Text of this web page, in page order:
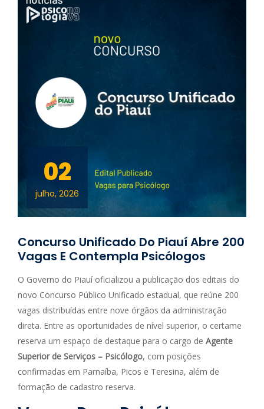
02
julho, 2026
Concurso Unificado Do Piauí Abre 200
Vagas E Contempla Psicólogos
O Governo do Piauí oficializou a publicação dos editais do
novo Concurso Público Unificado estadual, que reúne 200
vagas distribuídas entre nove órgãos da administração
direta. Entre as oportunidades de nível superior, o certame
reserva um espaço de destaque para o cargo de Agente
Superior de Serviços – Psicólogo, com posições
confirmadas em Parnaíba, Picos e Teresina, além de
formação de cadastro reserva.